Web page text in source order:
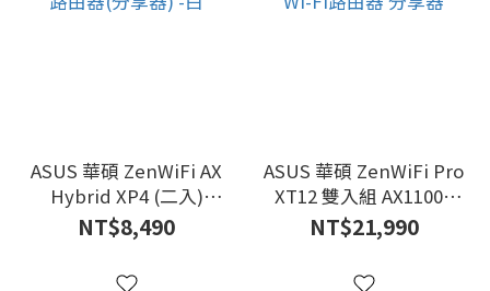
ASUS 華碩 ZenWiFi AX
Hybrid XP4 (二入)
AX1800 Mesh 雙頻網狀
WiFi6 無線路由器(分享
器) -白
NT$8,490
ASUS 華碩 ZenWiFi Pro
XT12 雙入組 AX11000
Mesh WI-FI 6 三頻全屋網
狀無線WI-FI路由器 分享
器
NT$21,990